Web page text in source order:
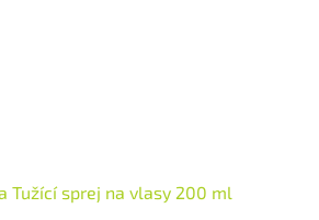
Tužící sprej na vlasy 200 ml